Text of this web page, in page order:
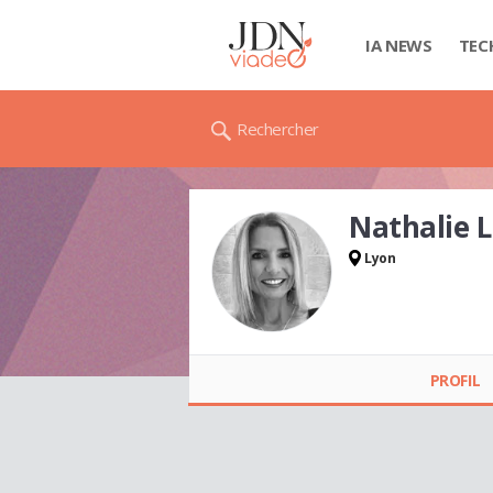
IA NEWS
Rechercher
Nathalie LIMA
Nathalie
Lyon
PROFIL